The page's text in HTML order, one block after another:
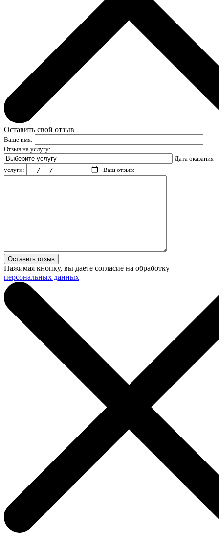
Оставить свой отзыв
Ваше имя:
Отзыв на услугу:
Дата оказания
услуги:
Ваш отзыв:
Нажимая кнопку, вы даете согласие на обработку
персональных данных